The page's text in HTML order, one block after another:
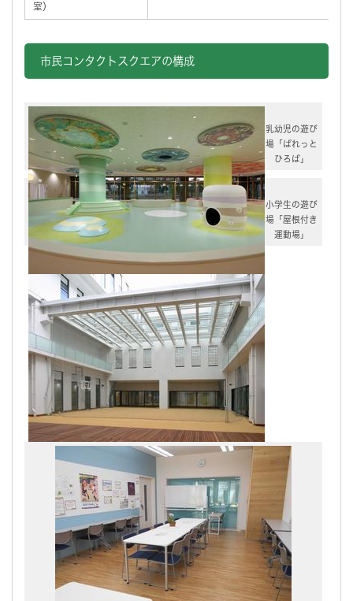
室）
市民コンタクトスクエアの構成
乳幼児の遊び
場「ぱれっと
ひろば」
小学生の遊び
場「屋根付き
運動場」